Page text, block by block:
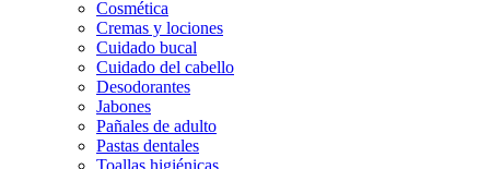
Cosmética
Cremas y lociones
Cuidado bucal
Cuidado del cabello
Desodorantes
Jabones
Pañales de adulto
Pastas dentales
Toallas higiénicas